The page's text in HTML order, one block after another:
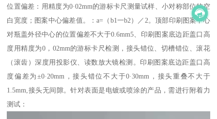
位置偏差：用精度为0·02mm的游标卡尺测量试样、小对称部位的空
白宽度；图案中心偏差值。：a=（b1一b2）／2。顶部印刷图案中心
对瓶盖外径中心的位置偏差不大于0.6mm5、印刷图案底边距盖口高
度用精度为0，02mm的游标卡尺检测，接头错位、切槽错位、滚花
（滚齿）深度用投影仪、读数放大镜检测。印刷图案底边距盖口高
度偏差为±0·20mm，接头错位不大于0·30mm，接头重叠不大于
1.5mm,接头无间隙。针对表面是电镀或喷涂的产品，需进行附着力
测试：